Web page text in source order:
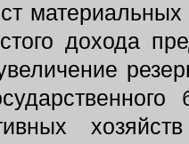
материальных
дохода